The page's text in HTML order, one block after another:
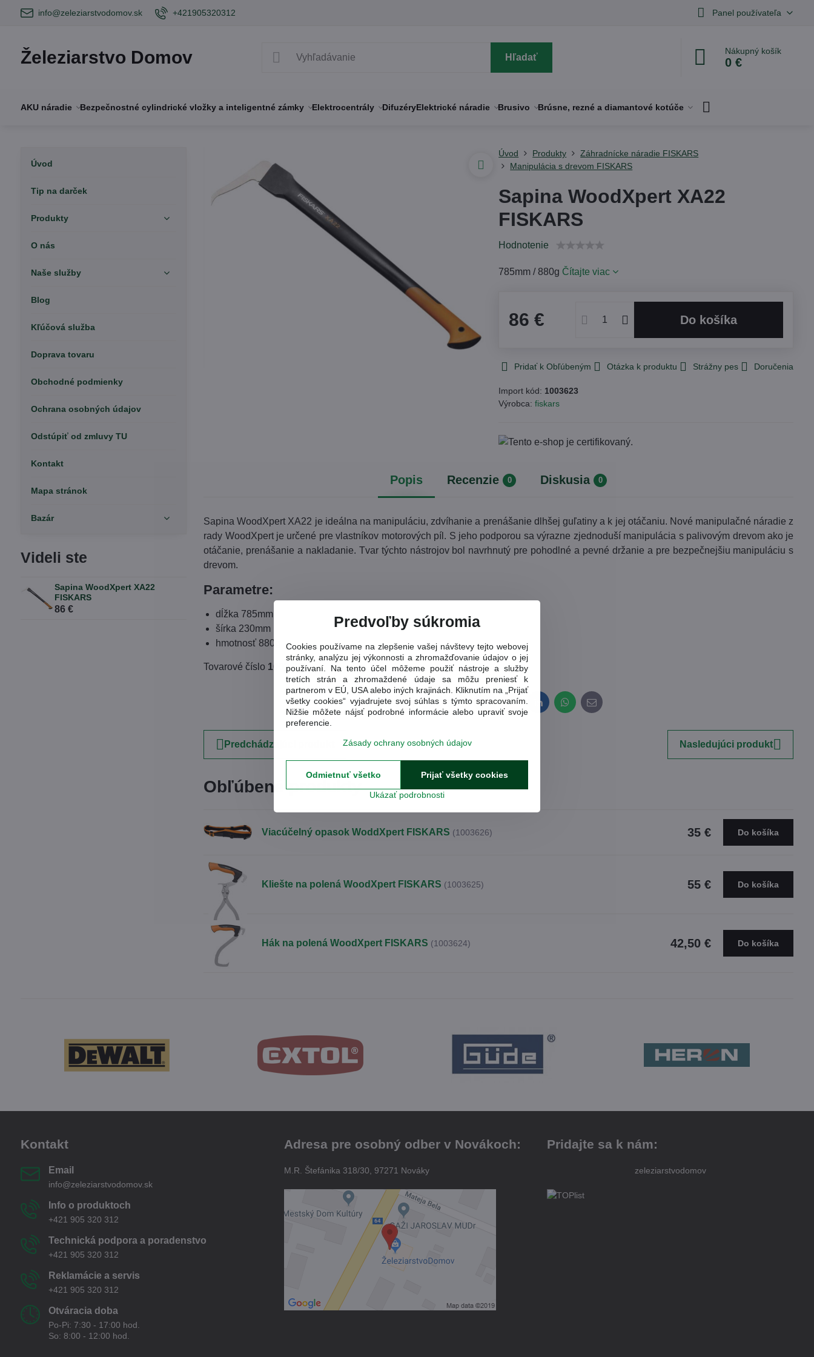
info@zeleziarstvodomov.sk +421905320312 Panel používateľa
Železiarstvo Domov Hľadať
Nákupný košík
0 €
AKU náradie Bezpečnostné cylindrické vložky a inteligentné zámky Elektrocentrály DifuzéryElektrické náradie Brusivo Brúsne, rezné a diamantové kotúče
Úvod Produkty
Záhradnícke náradie FISKARS
Manipulácia s drevom FISKARS
Sapina WoodXpert XA22
FISKARS
Hodnotenie
785mm / 880g Čítajte viac
86 € Do košíka
Pridať k Obľúbeným Otázka k produktu Strážny pes Doručenia
Import kód: 1003623
Výrobca:fiskars
Popis Recenzie 0 Diskusia 0
Sapina WoodXpert XA22 je ideálna na manipuláciu, zdvíhanie a prenášanie dlhšej guľatiny a k jej otáčaniu. Nové manipulačné náradie z
rady WoodXpert je určené pre vlastníkov motorových píl. S jeho podporou sa výrazne zjednoduší manipulácia s palivovým drevom ako je
otáčanie, prenášanie a nakladanie. Tvar týchto nástrojov bol navrhnutý pre pohodlné a pevné držanie a pre bezpečnejšiu manipuláciu s
drevom.
Parametre:
dĺžka 785mm
šírka 230mm
hmotnosť 880g
Tovarové číslo 1003623
Facebook
TwitterBlueskyPinterestReddit LinkedInWhatsApp
E-
mail
Predchádzajúci produkt Nasledujúci produkt
Obľúbené produkty
Viacúčelný opasok WoddXpert FISKARS (1003626) 35 € Do košíka
Kliešte na polená WoodXpert FISKARS (1003625) 55 € Do košíka
Hák na polená WoodXpert FISKARS (1003624) 42,50 € Do košíka
Úvod
Tip na darček
Produkty
O nás
Naše služby
Blog
Kľúčová služba
Doprava tovaru
Obchodné podmienky
Ochrana osobných údajov
Odstúpiť od zmluvy TU
Kontakt
Mapa stránok
Bazár
Videli ste
Sapina WoodXpert XA22
FISKARS
86 €
Kontakt
Email
info@zeleziarstvodomov.sk
Info o produktoch
+421 905 320 312
Technická podpora a poradenstvo
+421 905 320 312
Reklamácie a servis
+421 905 320 312
Otváracia doba
Po-Pi: 7:30 - 17:00 hod.
So: 8:00 - 12:00 hod.
Adresa pre osobný odber v Novákoch:
M.R. Štefánika 318/30, 97271 Nováky
Pridajte sa k nám:
zeleziarstvodomov
Predvoľby súkromia
Cookies používame na zlepšenie vašej návštevy tejto webovej
stránky, analýzu jej výkonnosti a zhromažďovanie údajov o jej
používaní. Na tento účel môžeme použiť nástroje a služby
tretích strán a zhromaždené údaje sa môžu preniesť k
partnerom v EÚ, USA alebo iných krajinách. Kliknutím na „Prijať
všetky cookies“ vyjadrujete svoj súhlas s týmto spracovaním.
Nižšie môžete nájsť podrobné informácie alebo upraviť svoje
preferencie.
Zásady ochrany osobných údajov
Ukázať podrobnosti
Prijať všetky cookies
Odmietnuť všetko